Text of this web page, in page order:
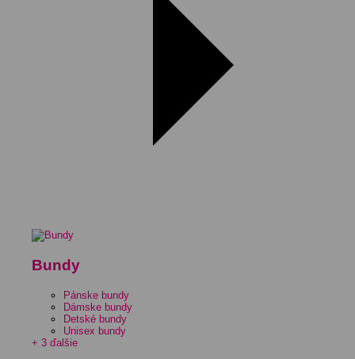
Bundy
Pánske bundy
Dámske bundy
Detské bundy
Unisex bundy
+ 3 ďalšie